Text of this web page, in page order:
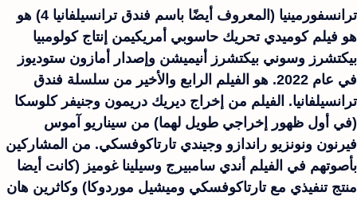
ترانسفورمينيا (المعروف أيضًا باسم فندق ترانسيلفانيا 4) هو
هو فيلم كوميدي تحريك حاسوبي أمريكيمن إنتاج كولومبيا
بيكتشرز وسوني بيكتشرز أنيميشن وإصدار أمازون ستوديوز
في عام 2022. هو الفيلم الرابع والأخير من سلسلة فندق
ترانسيلفانيا. الفيلم من إخراج ديريك دريمون وجنيفر كلوسكا
(في أول ظهور إخراجي طويل لهما) من سيناريو آموس
فيرنون ونونزيو راندازو وجيندي تارتاكوفسكي. من المشاركين
بأصوتهم في الفيلم أندي سامبيرج وسيلينا غوميز (كانت أيضا
منتج تنفيذي مع تارتاكوفسكي وميشيل موردوكا) وكاثرين هان